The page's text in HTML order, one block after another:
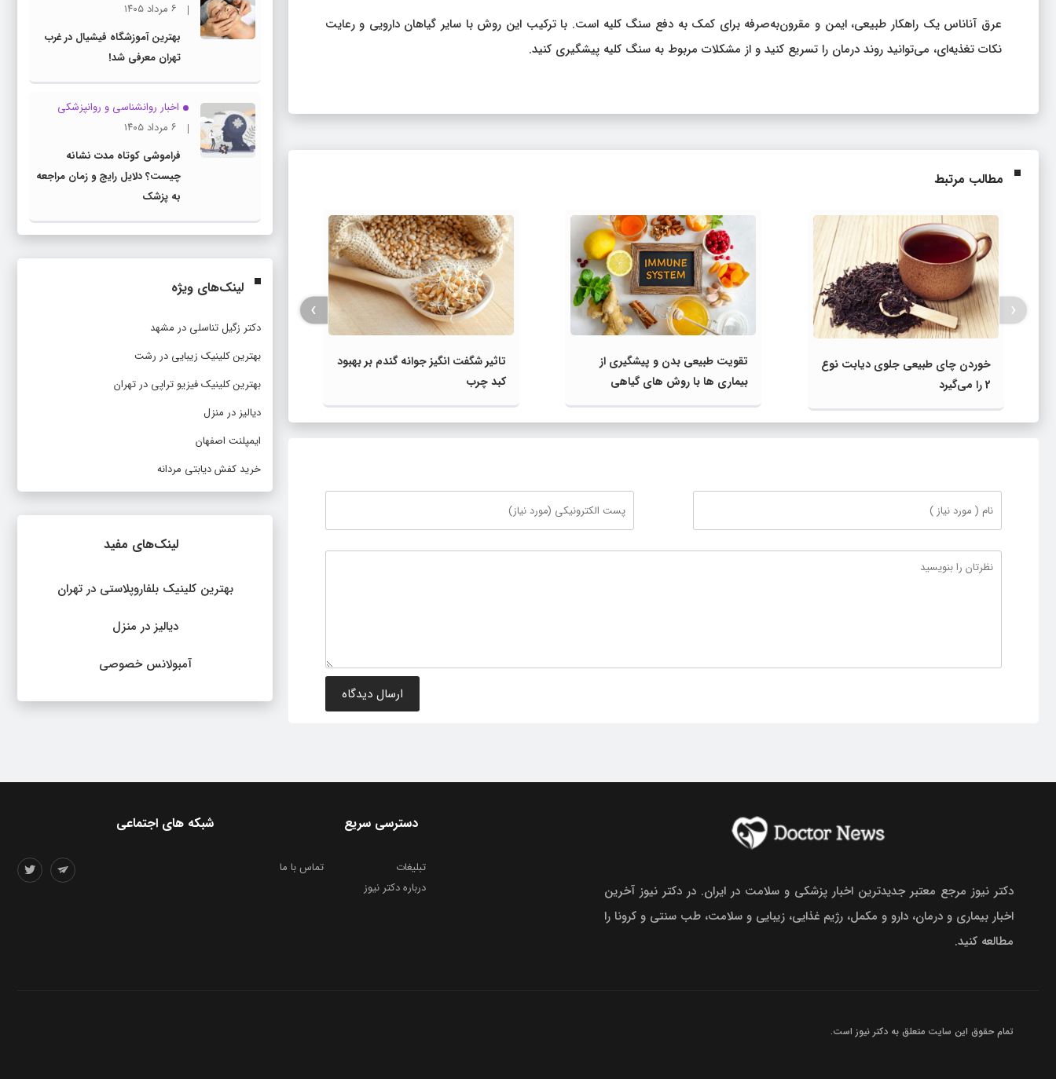
عرق آناناس یک راهکار طبیعی، ایمن و مقرون‌به‌صرفه برای کمک به دفع سنگ کلیه است. با ترکیب این روش با سایر گیاهان دارویی و رعایت
نکات تغذیه‌ای، می‌توانید روند درمان را تسریع کنید و از مشکلات مربوط به سنگ کلیه پیشگیری کنید.
مطالب مرتبط
خوردن چای طبیعی جلوی دیابت نوع
2 را می‌گیرد
تقویت طبیعی بدن و پیشگیری از
بیماری‌ ها با روش‌ های گیاهی
تاثیر شگفت‌ انگیز جوانه گندم بر بهبود
کبد چرب
حجامت در فصل پاییز چه شرایطی را
دارد ؟
‹
›
۶ مرداد ۱۴۰۵
بهترین آموزشگاه فیشیال در غرب
تهران معرفی شد!
اخبار روانشناسی و روانپزشكی
۶ مرداد ۱۴۰۵
فراموشی کوتاه مدت نشانه
چیست؟ دلایل رایج و زمان مراجعه
به پزشک
لینک‌های ویژه
دکتر زگیل تناسلی در مشهد
بهترین کلینیک زیبایی در رشت
بهترین کلینیک فیزیو تراپی در تهران
دیالیز در منزل
ایمپلنت اصفهان
خرید کفش دیابتی مردانه
لینک‌های مفید
بهترین کلینیک بلفاروپلاستی در تهران
دیالیز در منزل
آمبولانس خصوصی
دکتر نیوز مرجع معتبر جدیدترین اخبار پزشکی و سلامت در ایران. در دکتر نیوز آخرین
اخبار بیماری و درمان، دارو و مکمل، رژیم غذایی، زیبایی و سلامت، طب سنتی و کرونا را
مطالعه کنید.
شبکه های اجتماعی دسترسی سریع
تبلیغات
تماس با ما
درباره دکتر نیوز
تمام حقوق این سایت متعلق به دکتر نیوز است.